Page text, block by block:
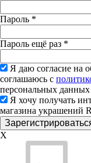
Пароль *
Пароль ещё раз *
Я даю согласие на
соглашаюсь с
персональных данных
Я хочу получать
магазина украшений
X